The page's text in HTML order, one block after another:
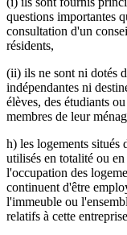
questions importantes
consultation d'un
résidents,
(ii) ils ne sont ni dotés
indépendantes ni
élèves, des étudiants
membres de leur
h) les logements situés
utilisés en totalité ou
l'occupation des
continuent d'être
l'immeuble ou
relatifs à cette